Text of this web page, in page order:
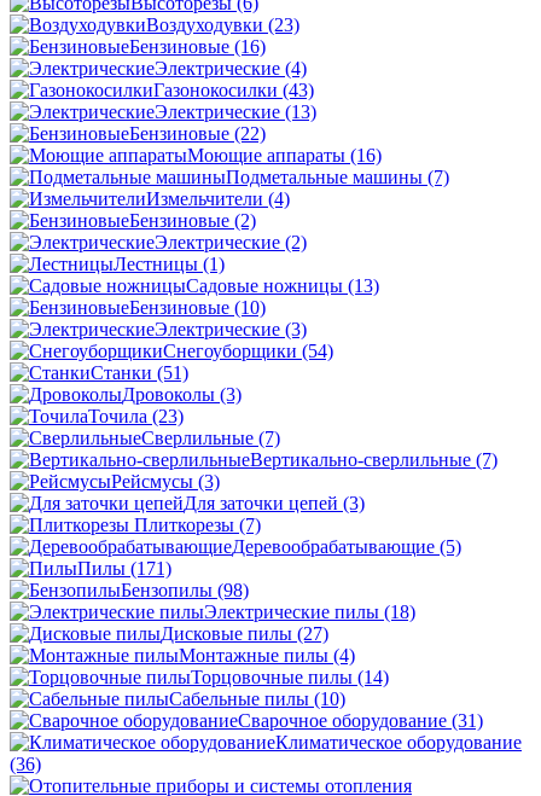
Воздуходувки (23)
Бензиновые (16)
Электрические (4)
Газонокосилки (43)
Электрические (13)
Бензиновые (22)
Моющие аппараты (16)
Подметальные машины (7)
Измельчители (4)
Бензиновые (2)
Электрические (2)
Лестницы (1)
Садовые ножницы (13)
Бензиновые (10)
Электрические (3)
Снегоуборщики (54)
Станки (51)
Дровоколы (3)
Точила (23)
Сверлильные (7)
Вертикально-сверлильные (7)
Рейсмусы (3)
Для заточки цепей (3)
Плиткорезы (7)
Деревообрабатывающие (5)
Пилы (171)
Бензопилы (98)
Электрические пилы (18)
Дисковые пилы (27)
Монтажные пилы (4)
Торцовочные пилы (14)
Сабельные пилы (10)
Сварочное оборудование (31)
Климатическое оборудование
(36)